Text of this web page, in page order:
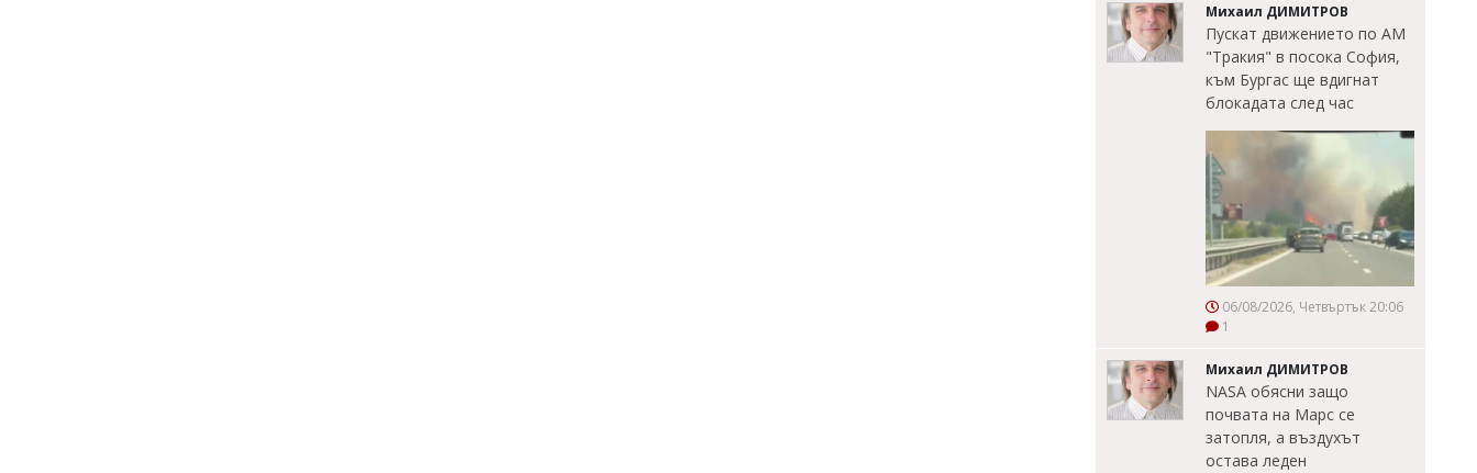
Михаил ДИМИТРОВ
Пускат движението по АМ
"Тракия" в посока София,
към Бургас ще вдигнат
блокадата след час
06/08/2026, Четвъртък 20:06
1
Михаил ДИМИТРОВ
NASA обясни защо
почвата на Марс се
затопля, а въздухът
остава леден